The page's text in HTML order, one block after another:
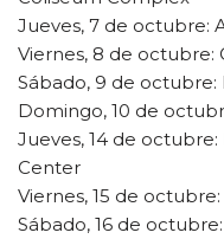
Jueves, 7 de octubre:
Viernes, 8 de octubre:
Sábado, 9 de octubre:
Domingo, 10 de
Jueves, 14 de octubre:
Center
Viernes, 15 de
Sábado, 16 de